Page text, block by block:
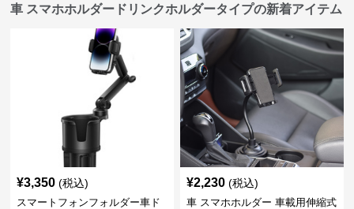
車 スマホホルダードリンクホルダータイプの新着アイテム
¥3,350 (税込)
スマートフォンフォルダー車ド
¥2,230 (税込)
車 スマホホルダー 車載用伸縮式